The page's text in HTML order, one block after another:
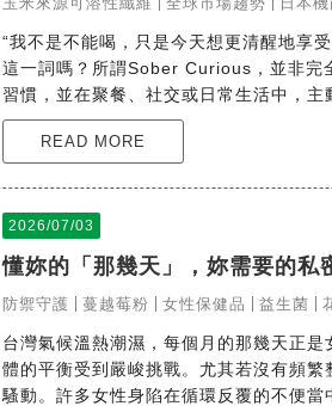
“我不是不能喝，只是今天想更清醒地享
這一詞嗎？所謂Sober Curious，並非完
習慣，並在聚餐、社交或日常生活中，主
READ MORE
2026/07/03
懂妳的「那幾天」，妳需要的私
防禦守護 蔓越莓粉 女性保健品 益生菌
台灣氣候溫熱潮濕，每個月的那幾天正
體的平衡受到嚴峻挑戰。尤其若沒有頻
騷動。許多女性身陷在循環反覆的不便當